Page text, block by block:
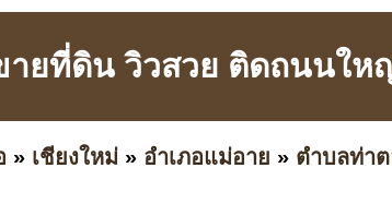
ายที่ดิน วิวสวย ติดถนนให
» เชียงใหม่ » อำเภอแม่อาย » ตำบลท่า